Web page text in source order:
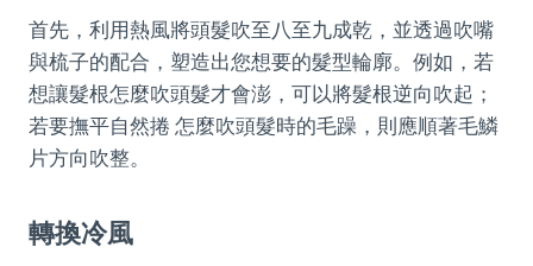
首先，利用熱風將頭髮吹至八至九成乾，並透過吹嘴
與梳子的配合，塑造出您想要的髮型輪廓。例如，若
想讓髮根怎麼吹頭髮才會澎，可以將髮根逆向吹起；
若要撫平自然捲 怎麼吹頭髮時的毛躁，則應順著毛鱗
片方向吹整。
轉換冷風